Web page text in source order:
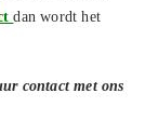
dan wordt het
contact met ons